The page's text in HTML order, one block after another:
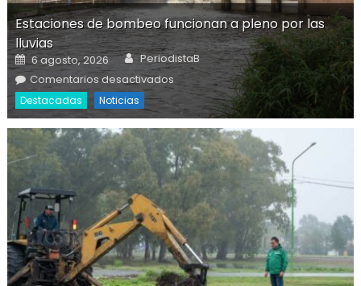
Estaciones de bombeo funcionan a pleno por las
lluvias
Posted on
6 agosto, 2026 Author
PeriodistaB
Comentarios desactivados en Estaciones de bombeo
funcionan a pleno por las lluvias
Destacadas Noticias